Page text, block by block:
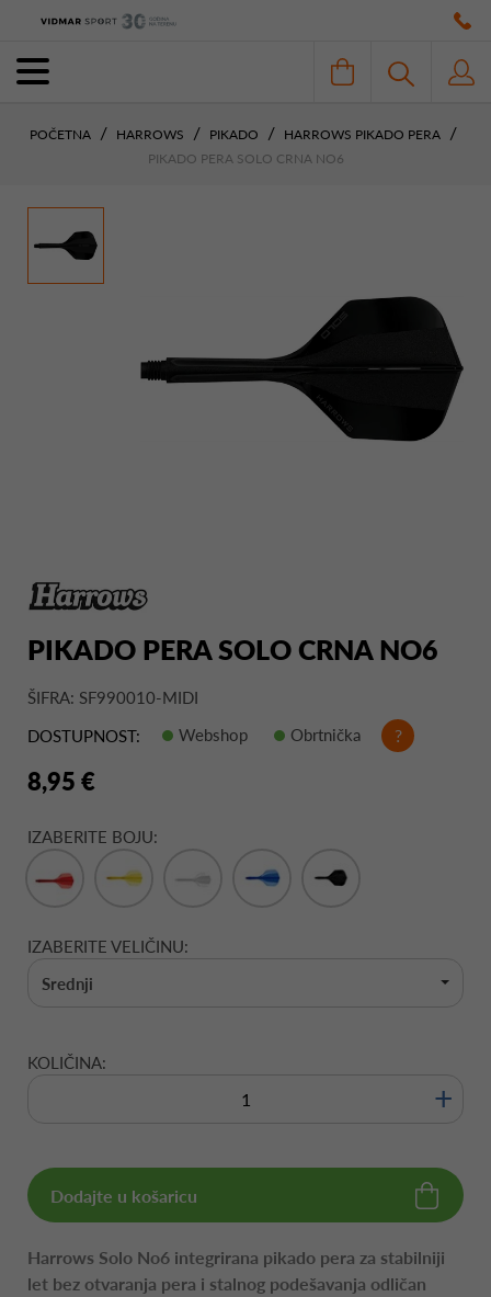
POČETNA HARROWS PIKADO
HARROWS PIKADO PERA
PIKADO PERA SOLO CRNA NO6
PIKADO PERA SOLO CRNA NO6
ŠIFRA: SF990010-MIDI
DOSTUPNOST:
Webshop Obrtnička ?
8,95 €
IZABERITE BOJU:
IZABERITE VELIČINU:
Srednji
KOLIČINA:
+
Dodajte u košaricu
Harrows Solo No6 integrirana pikado pera za stabilniji
let bez otvaranja pera i stalnog podešavanja odličan